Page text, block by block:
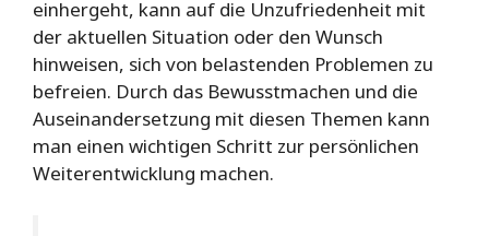
einhergeht, kann auf die Unzufriedenheit mit
der aktuellen Situation oder den Wunsch
hinweisen, sich von belastenden Problemen zu
befreien. Durch das Bewusstmachen und die
Auseinandersetzung mit diesen Themen kann
man einen wichtigen Schritt zur persönlichen
Weiterentwicklung machen.